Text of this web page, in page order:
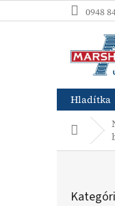
na
0948
Hladítka
Domov
kategórie